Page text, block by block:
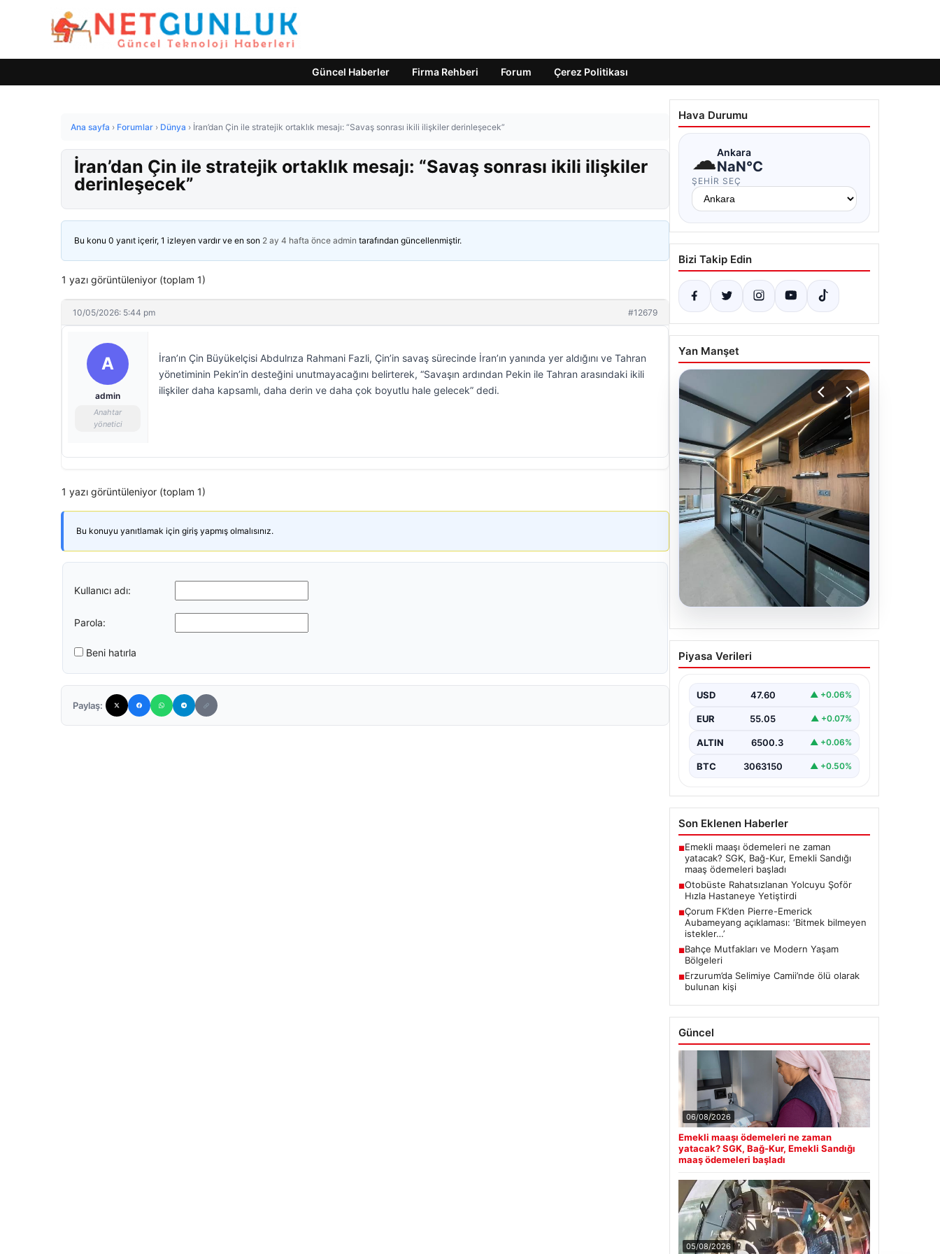
Güncel Haberler Firma Rehberi Forum Çerez Politikası
Ana sayfa › Forumlar › Dünya › İran’dan Çin ile stratejik ortaklık mesajı: “Savaş sonrası ikili ilişkiler derinleşecek”
İran’dan Çin ile stratejik ortaklık mesajı: “Savaş sonrası ikili ilişkiler
derinleşecek”
Bu konu 0 yanıt içerir, 1 izleyen vardır ve en son 2 ay 4 hafta önce admin tarafından güncellenmiştir.
1 yazı görüntüleniyor (toplam 1)
10/05/2026: 5:44 pm #12679
A
admin
Anahtar
yönetici
İran’ın Çin Büyükelçisi Abdulrıza Rahmani Fazli, Çin’in savaş sürecinde İran’ın yanında yer aldığını ve Tahran
yönetiminin Pekin’in desteğini unutmayacağını belirterek, “Savaşın ardından Pekin ile Tahran arasındaki ikili
ilişkiler daha kapsamlı, daha derin ve daha çok boyutlu hale gelecek” dedi.
1 yazı görüntüleniyor (toplam 1)
Bu konuyu yanıtlamak için giriş yapmış olmalısınız.
Kullanıcı adı:
Parola:
Beni hatırla
Paylaş:
Hava Durumu
☁Ankara
NaN°C
ŞEHIR SEÇ
Bizi Takip Edin
Yan Manşet
Bahçe Mutfakları ve
Modern Yaşam Bölgeleri
önemli bir dönüşüm sürdürmektedir.
Baştan başa lüks evlerde ikamet
eden…
Piyasa Verileri
USD 47.60 ▲ +0.06%
EUR 55.05 ▲ +0.07%
ALTIN 6500.3 ▲ +0.06%
BTC 3063150 ▲ +0.50%
Son Eklenen Haberler
■Emekli maaşı ödemeleri ne zaman
yatacak? SGK, Bağ-Kur, Emekli Sandığı
maaş ödemeleri başladı
■Otobüste Rahatsızlanan Yolcuyu Şoför
Hızla Hastaneye Yetiştirdi
■Çorum FK’den Pierre-Emerick
Aubameyang açıklaması: ‘Bitmek bilmeyen
istekler…’
■Bahçe Mutfakları ve Modern Yaşam
Bölgeleri
■Erzurum’da Selimiye Camii’nde ölü olarak
bulunan kişi
Güncel
06/08/2026
Emekli maaşı ödemeleri ne zaman
yatacak? SGK, Bağ-Kur, Emekli Sandığı
maaş ödemeleri başladı
05/08/2026